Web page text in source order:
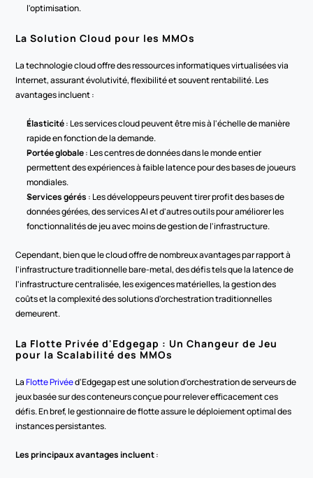
l'optimisation.
La Solution Cloud pour les MMOs
La technologie cloud offre des ressources informatiques virtualisées via
Internet, assurant évolutivité, flexibilité et souvent rentabilité. Les
avantages incluent :
Élasticité : Les services cloud peuvent être mis à l'échelle de manière
rapide en fonction de la demande.
Portée globale : Les centres de données dans le monde entier
permettent des expériences à faible latence pour des bases de joueurs
mondiales.
Services gérés : Les développeurs peuvent tirer profit des bases de
données gérées, des services AI et d'autres outils pour améliorer les
fonctionnalités de jeu avec moins de gestion de l'infrastructure.
Cependant, bien que le cloud offre de nombreux avantages par rapport à
l'infrastructure traditionnelle bare-metal, des défis tels que la latence de
l'infrastructure centralisée, les exigences matérielles, la gestion des
coûts et la complexité des solutions d'orchestration traditionnelles
demeurent.
La Flotte Privée d'Edgegap : Un Changeur de Jeu
pour la Scalabilité des MMOs
La Flotte Privée d'Edgegap est une solution d'orchestration de serveurs de
jeux basée sur des conteneurs conçue pour relever efficacement ces
défis. En bref, le gestionnaire de flotte assure le déploiement optimal des
instances persistantes.
Les principaux avantages incluent :